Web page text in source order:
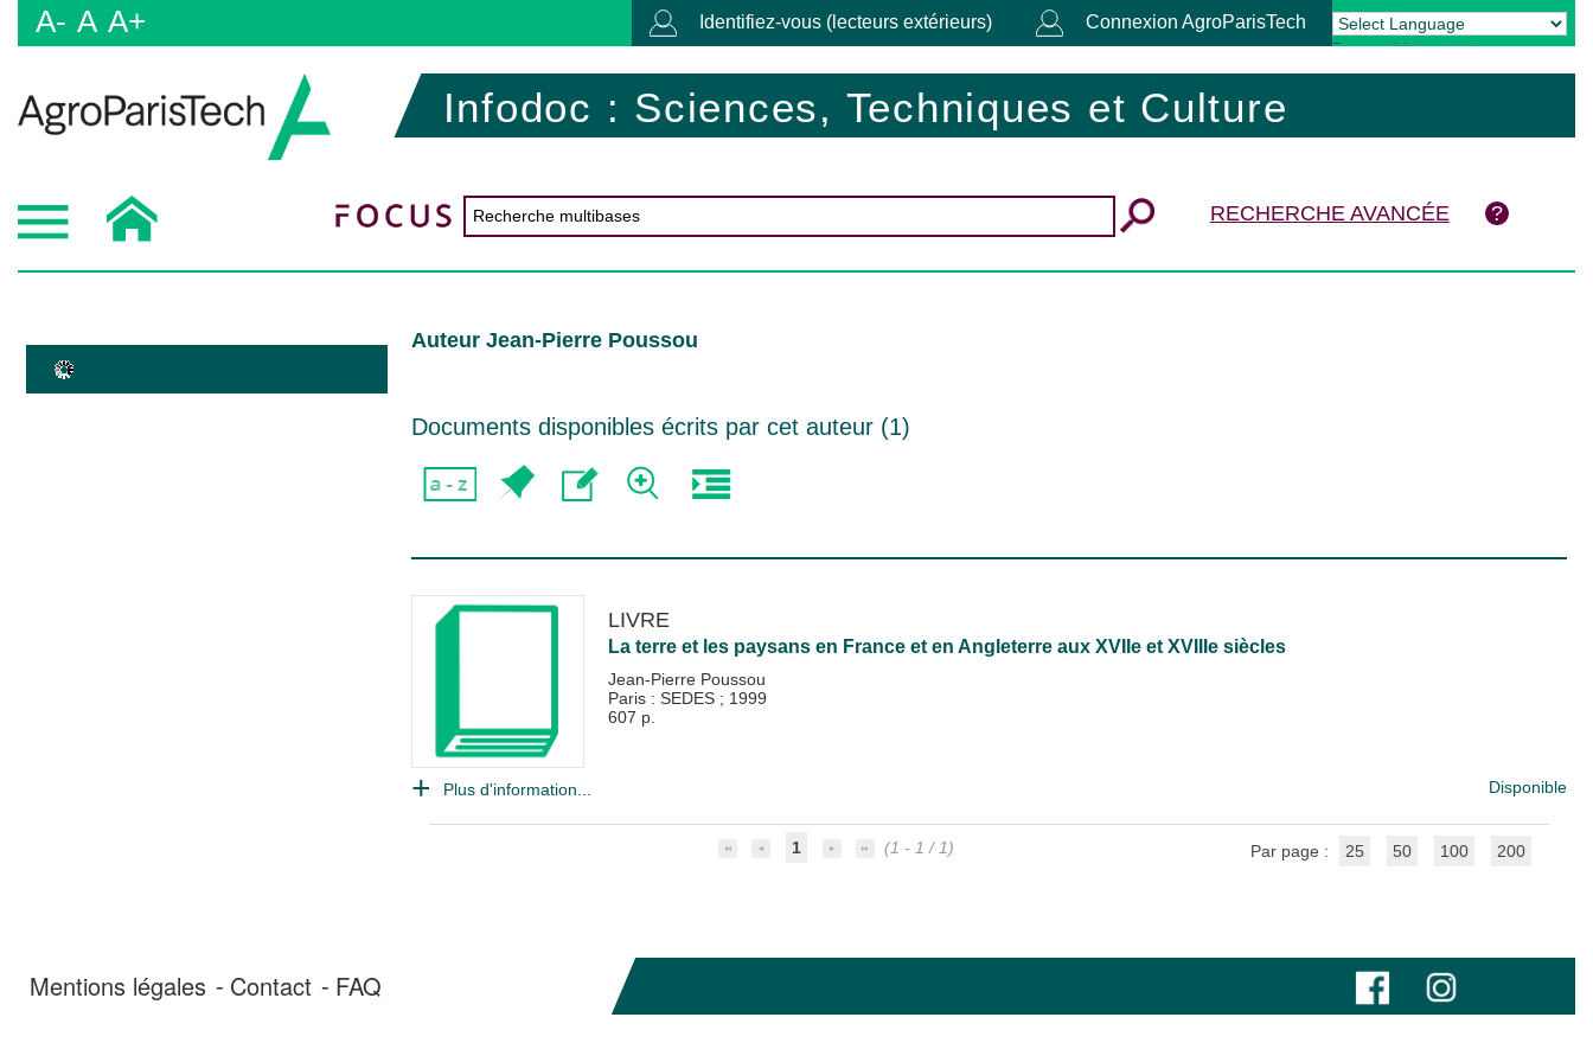
A- A A+ Identifiez-vous (lecteurs extérieurs) Connexion AgroParisTech
Powered by Translate
Infodoc : Sciences, Techniques et Culture
RECHERCHE AVANCÉE
Auteur Jean-Pierre Poussou
Documents disponibles écrits par cet auteur (1)
LIVRE
La terre et les paysans en France et en Angleterre aux XVIIe et XVIIIe siècles
Jean-Pierre Poussou
Paris : SEDES ; 1999
607 p.
Plus d'information... Disponible
1 (1 - 1 / 1) Par page : 25 50 100 200
Mentions légales Contact FAQ